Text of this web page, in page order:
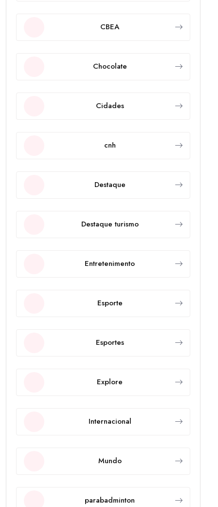
CBEA
Chocolate
Cidades
cnh
Destaque
Destaque turismo
Entretenimento
Esporte
Esportes
Explore
Internacional
Mundo
parabadminton